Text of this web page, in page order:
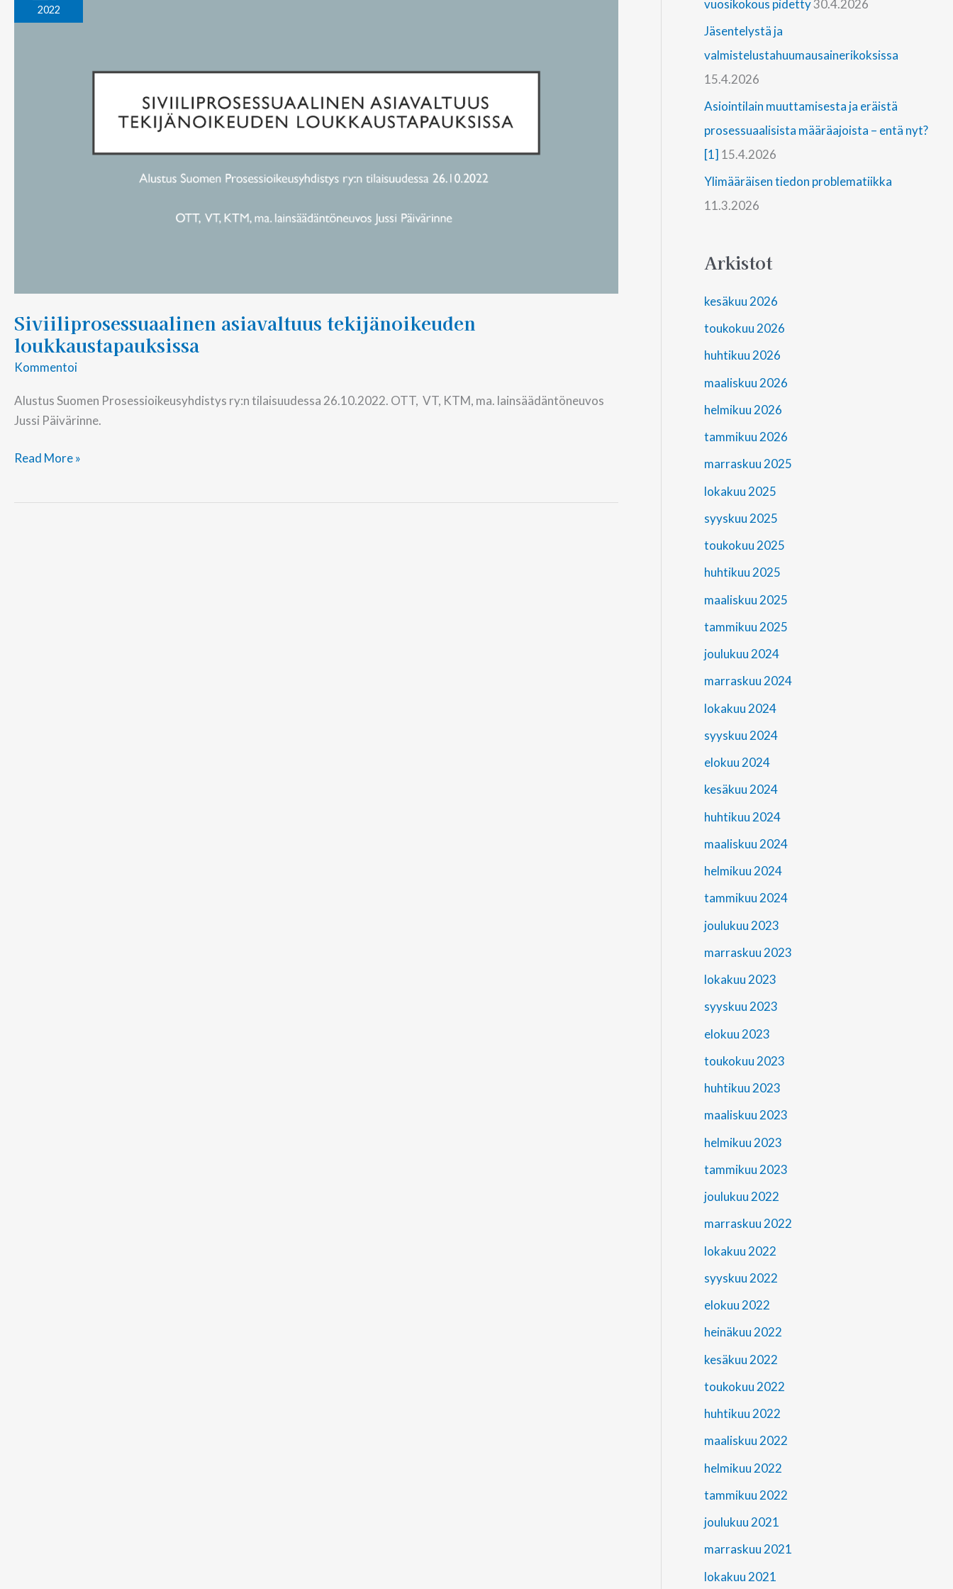
2022
Siviiliprosessuaalinen asiavaltuus tekijänoikeuden
loukkaustapauksissa
Kommentoi
Alustus Suomen Prosessioikeusyhdistys ry:n tilaisuudessa 26.10.2022. OTT, VT, KTM, ma. lainsäädäntöneuvos
Jussi Päivärinne.
loukkaustapauksissa
Read More »
vuosikokous pidetty30.4.2026
Jäsentelystä ja
valmistelustahuumausainerikoksissa
15.4.2026
Asiointilain muuttamisesta ja eräistä
prosessuaalisista määräajoista – entä nyt?
[1] 15.4.2026
Ylimääräisen tiedon problematiikka
11.3.2026
Arkistot
kesäkuu 2026
toukokuu 2026
huhtikuu 2026
maaliskuu 2026
helmikuu 2026
tammikuu 2026
marraskuu 2025
lokakuu 2025
syyskuu 2025
toukokuu 2025
huhtikuu 2025
maaliskuu 2025
tammikuu 2025
joulukuu 2024
marraskuu 2024
lokakuu 2024
syyskuu 2024
elokuu 2024
kesäkuu 2024
huhtikuu 2024
maaliskuu 2024
helmikuu 2024
tammikuu 2024
joulukuu 2023
marraskuu 2023
lokakuu 2023
syyskuu 2023
elokuu 2023
toukokuu 2023
huhtikuu 2023
maaliskuu 2023
helmikuu 2023
tammikuu 2023
joulukuu 2022
marraskuu 2022
lokakuu 2022
syyskuu 2022
elokuu 2022
heinäkuu 2022
kesäkuu 2022
toukokuu 2022
huhtikuu 2022
maaliskuu 2022
helmikuu 2022
tammikuu 2022
joulukuu 2021
marraskuu 2021
lokakuu 2021